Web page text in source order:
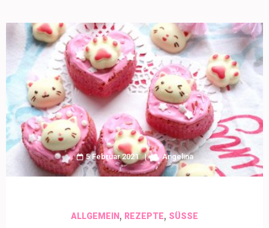
5 Februar 2021 Angelina
ALLGEMEIN , REZEPTE, SÜSSE K